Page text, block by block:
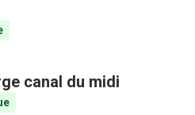
canal du midi